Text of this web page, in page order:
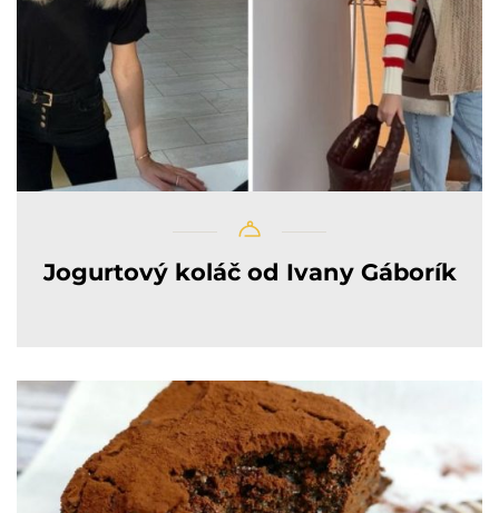
Jogurtový koláč od Ivany Gáborík